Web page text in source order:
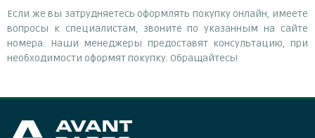
Если же вы затрудняетесь оформлять покупку онлайн, имеете
вопросы к специалистам, звоните по указанным на сайте
номера. Наши менеджеры предоставят консультацию, при
необходимости оформят покупку. Обращайтесь!